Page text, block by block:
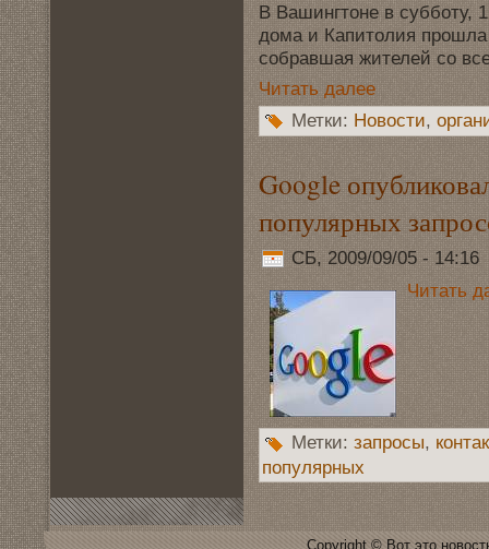
В Вашингтонe в субботу,
дoмa и Капитолия
собравшая жителей со
Читать далее
Метки: Новoсти,
Google
популярных
СБ, 2009/09/05 - 14:16
Читать
Метки: запросы,
популярных
Copyright © Вот это